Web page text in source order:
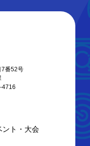
7番52号
4716
ント・大会